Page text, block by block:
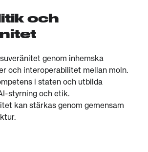
och
genom inhemska
och interoperabilitet mellan moln.
i staten och utbilda
styrning och etik.
kan stärkas genom gemensam